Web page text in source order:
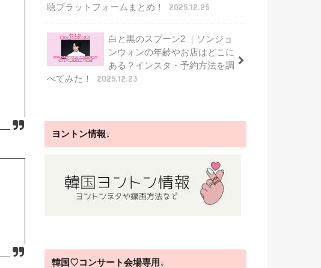
聴プラットフォームまとめ！
2025.12.25
白と黒のスプーン2 ｜ソンジョ
ンウォンの年齢やお店はどこに
ある？インスタ・予約方法を調
べてみた！
2025.12.23
ヨントン情報↓
韓国♡コンサート会場専用↓